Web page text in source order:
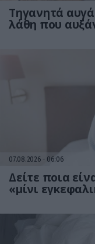
Τηγανητά
λάθη που
07.08.2026 06:06
Δείτε ποια
«μίνι